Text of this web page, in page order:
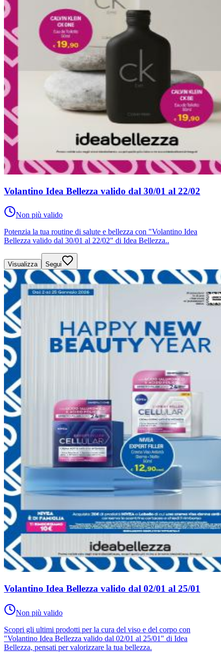
Volantino Idea Bellezza valido dal 30/01 al 22/02
Non più valido
Potenzia la tua routine di salute e bellezza con "Volantino Idea
Bellezza valido dal 30/01 al 22/02" di Idea Bellezza..
Visualizza Segui
Volantino Idea Bellezza valido dal 02/01 al 25/01
Non più valido
Scopri gli ultimi prodotti per la cura del viso e del corpo con
"Volantino Idea Bellezza valido dal 02/01 al 25/01" di Idea
Bellezza, pensati per valorizzare la tua bellezza.